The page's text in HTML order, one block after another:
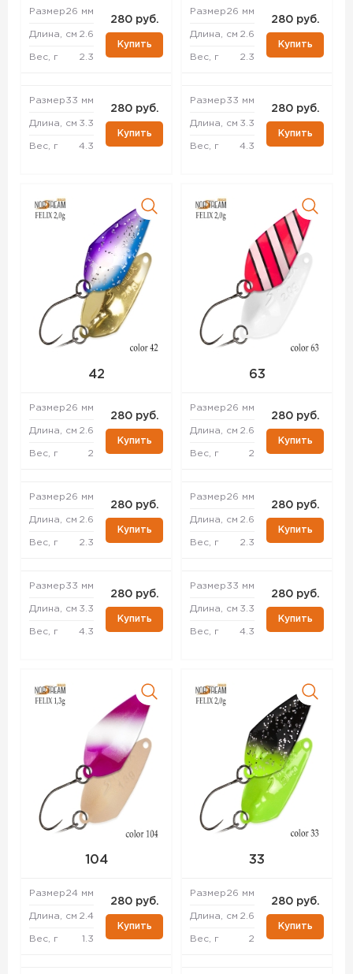
Размер26 мм
Длина, см 2.6
Вес, г 2.3
280 руб.
Купить
Размер33 мм
Длина, см 3.3
Вес, г 4.3
280 руб.
Купить
Размер26 мм
Длина, см 2.6
Вес, г 2.3
280 руб.
Купить
Размер33 мм
Длина, см 3.3
Вес, г 4.3
280 руб.
Купить
42
Размер26 мм
Длина, см 2.6
Вес, г 2
280 руб.
Купить
Размер26 мм
Длина, см 2.6
Вес, г 2.3
280 руб.
Купить
Размер33 мм
Длина, см 3.3
Вес, г 4.3
280 руб.
Купить
63
Размер26 мм
Длина, см 2.6
Вес, г 2
280 руб.
Купить
Размер26 мм
Длина, см 2.6
Вес, г 2.3
280 руб.
Купить
Размер33 мм
Длина, см 3.3
Вес, г 4.3
280 руб.
Купить
104
Размер24 мм
Длина, см 2.4
Вес, г 1.3
280 руб.
Купить
33
Размер26 мм
Длина, см 2.6
Вес, г 2
280 руб.
Купить